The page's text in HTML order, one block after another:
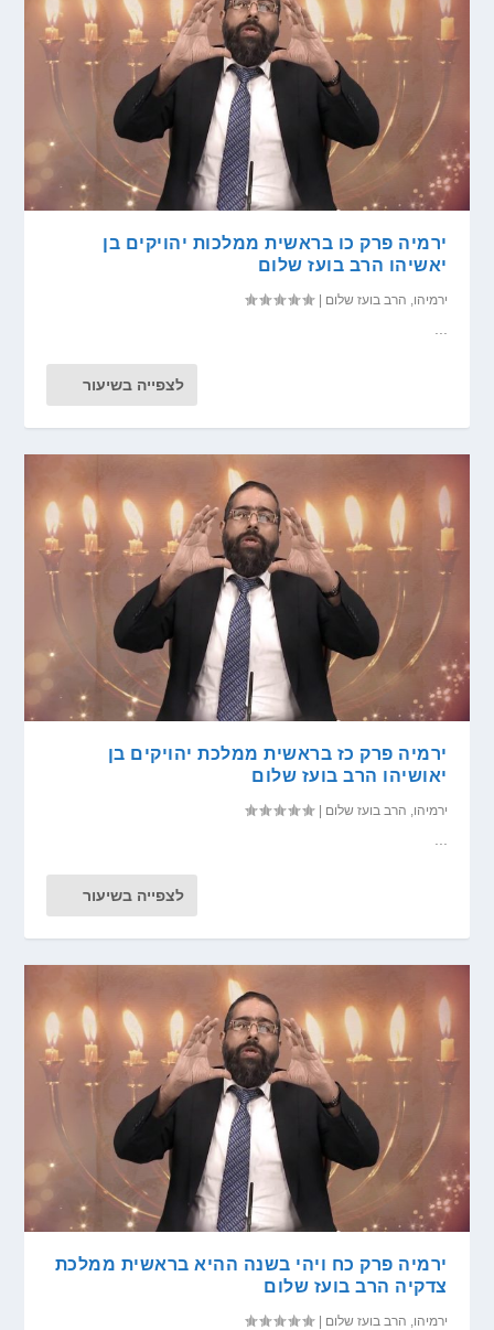
ירמיה פרק כו בראשית ממלכות יהויקים בן
יאשיהו הרב בועז שלום
ירמיהו, הרב בועז שלום |
לצפייה בשיעור
ירמיה פרק כז בראשית ממלכת יהויקים בן
יאושיהו הרב בועז שלום
ירמיהו, הרב בועז שלום |
לצפייה בשיעור
ירמיה פרק כח ויהי בשנה ההיא בראשית ממלכת
צדקיה הרב בועז שלום
ירמיהו הרב בועז שלום |